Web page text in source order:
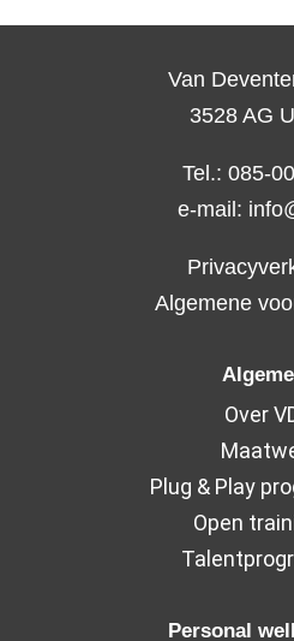
Van
3528 AG
Tel.: 085-
e-mail:
Algemene
Over
Plug & Play
Open
Personal